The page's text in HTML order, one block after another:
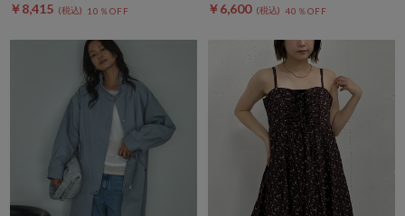
￥8,415 10％OFF ￥6,600 40％OFF